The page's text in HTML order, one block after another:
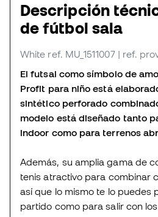
Descripción
de fútbol sala
White ref. MU_1511007 | ref.
El futsal como símbolo de
Profit para niño está
sintético perforado
modelo está diseñado tanto
indoor como para terrenos
Además, su amplia gama de
tenis atractivo para combinar
así que lo mismo te lo puedes
partido como para salir con los